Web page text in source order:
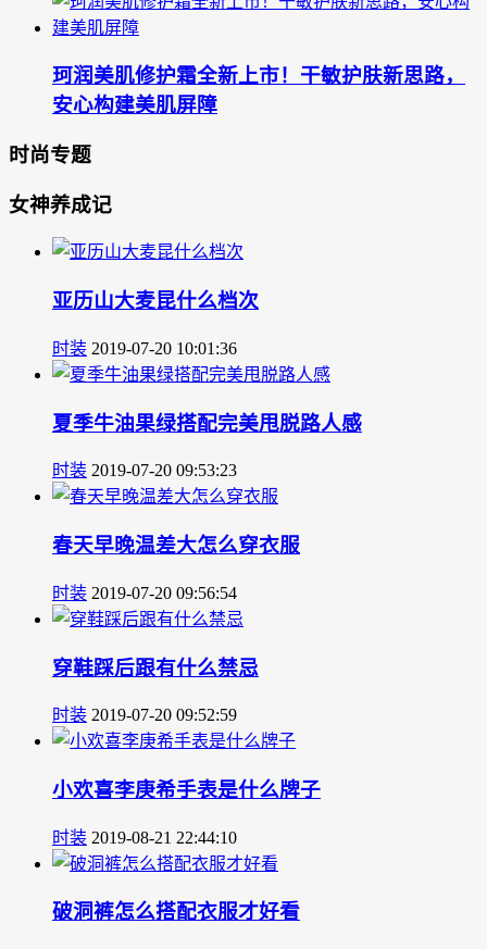
珂润美肌修护霜全新上市！干敏护肤新思路，
安心构建美肌屏障
时尚专题
女神养成记
亚历山大麦昆什么档次
时装 2019-07-20 10:01:36
夏季牛油果绿搭配完美甩脱路人感
时装 2019-07-20 09:53:23
春天早晚温差大怎么穿衣服
时装 2019-07-20 09:56:54
穿鞋踩后跟有什么禁忌
时装 2019-07-20 09:52:59
小欢喜李庚希手表是什么牌子
时装 2019-08-21 22:44:10
破洞裤怎么搭配衣服才好看